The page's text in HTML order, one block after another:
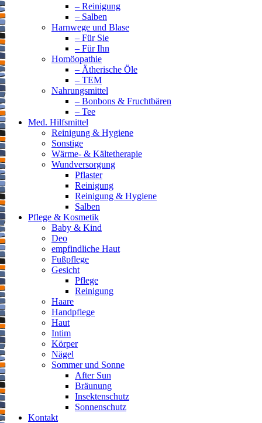
– Reinigung
– Salben
Harnwege und Blase
– Für Sie
– Für Ihn
Homöopathie
– Ätherische Öle
– TEM
Nahrungsmittel
– Bonbons & Fruchtbären
– Tee
Med. Hilfsmittel
Reinigung & Hygiene
Sonstige
Wärme- & Kältetherapie
Wundversorgung
Pflaster
Reinigung
Reinigung & Hygiene
Salben
Pflege & Kosmetik
Baby & Kind
Deo
empfindliche Haut
Fußpflege
Gesicht
Pflege
Reinigung
Haare
Handpflege
Haut
Intim
Körper
Nägel
Sommer und Sonne
After Sun
Bräunung
Insektenschutz
Sonnenschutz
Kontakt